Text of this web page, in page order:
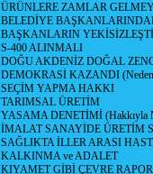
ÜRÜNLERE ZAMLAR
BELEDİYE
BAŞKANLARIN
S-400 ALINMALI
DOĞU AKDENİZ DOĞAL
DEMOKRASİ KAZANDI (Neden
SEÇİM YAPMA HAKKI
TARIMSAL ÜRETİM
YASAMA DENETİMİ (Hakkıyla
İMALAT SANAYİDE ÜRETİM
SAĞLIKTA İLLER ARASI
KALKINMA ve ADALET
KIYAMET GİBİ ÇEVRE